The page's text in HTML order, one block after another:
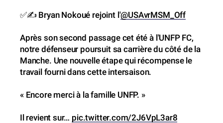
✅✍ Bryan Nokoué rejoint l'@USAvrMSM_Off
Après son second passage cet été à l'UNFP FC,
notre défenseur poursuit sa carrière du côté de la
Manche. Une nouvelle étape qui récompense le
travail fourni dans cette intersaison.
« Encore merci à la famille UNFP. »
Il revient sur… pic.twitter.com/2J6VpL3ar8